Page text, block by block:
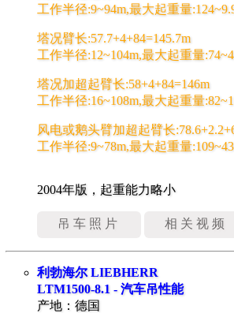
工作半径:9~94m,最大起重量
塔况臂长:57.7+4+84=145.7m
工作半径:12~104m,最大起重量
塔况加超起臂长:58+4+84=146m
工作半径:16~108m,最大起重量
风电或鹅头臂加超起臂长
工作半径:9~78m,最大起重量
2004年版，起重能力略小
吊车照片 相关视频
利勃海尔 LIEBHERR
LTM1500-8.1 - 汽车吊性能
产地：德国